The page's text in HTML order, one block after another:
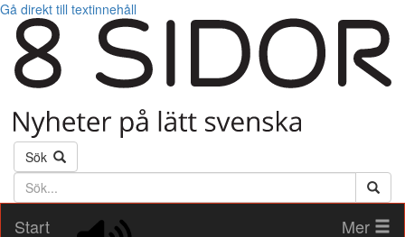
Gå direkt till textinnehåll
Sök
Söktext
Start
Mer